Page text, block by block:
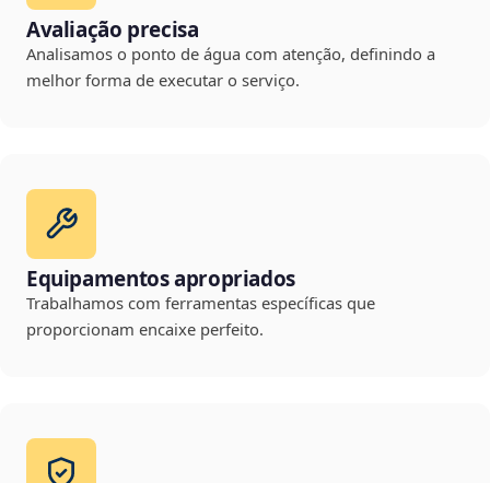
Avaliação precisa
Analisamos o ponto de água com atenção, definindo a
melhor forma de executar o serviço.
Equipamentos apropriados
Trabalhamos com ferramentas específicas que
proporcionam encaixe perfeito.